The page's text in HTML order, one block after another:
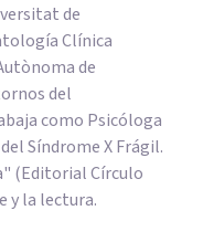
de
Clínica
de
del
como Psicóloga
Síndrome X Frágil.
(Editorial Círculo
y la lectura.